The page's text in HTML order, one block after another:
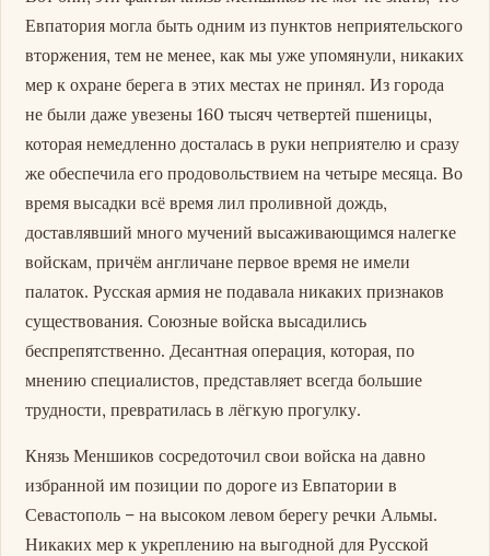
Евпатория могла быть одним из пунктов неприятельского
вторжения, тем не менее, как мы уже упомянули, никаких
мер к охране берега в этих местах не принял. Из города
не были даже увезены 160 тысяч четвертей пшеницы,
которая немедленно досталась в руки неприятелю и сразу
же обеспечила его продовольствием на четыре месяца. Во
время высадки всё время лил проливной дождь,
доставлявший много мучений высаживающимся налегке
войскам, причём англичане первое время не имели
палаток. Русская армия не подавала никаких признаков
существования. Союзные войска высадились
беспрепятственно. Десантная операция, которая, по
мнению специалистов, представляет всегда большие
трудности, превратилась в лёгкую прогулку.
Князь Меншиков сосредоточил свои войска на давно
избранной им позиции по дороге из Евпатории в
Севастополь – на высоком левом берегу речки Альмы.
Никаких мер к укреплению на выгодной для Русской